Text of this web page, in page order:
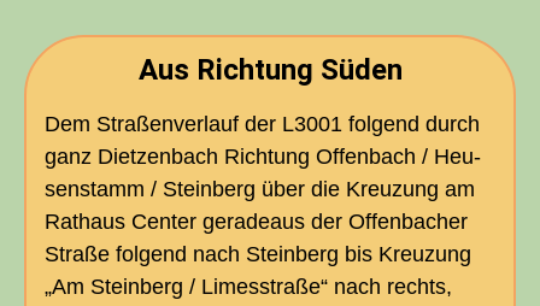
Aus Rich­tung Süden
Dem Stra­ßen­ver­lauf der L3001 fol­gend durch
ganz Diet­zen­bach Rich­tung Offen­bach / Heu­
sen­stamm / Stein­berg über die Kreu­zung am
Rat­haus Cen­ter gera­de­aus der Offen­ba­cher
Stra­ße fol­gend nach Stein­berg bis Kreu­zung
„Am Stein­berg / Limes­stra­ße“ nach rechts,